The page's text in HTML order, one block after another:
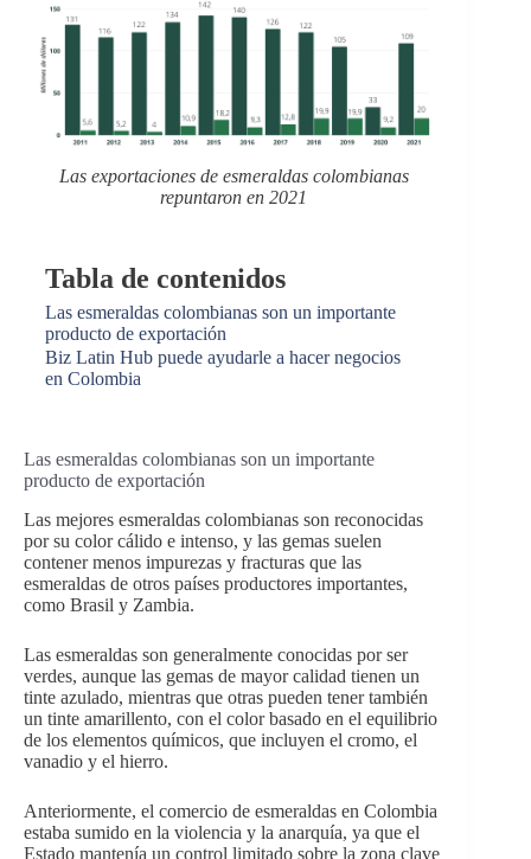
Las exportaciones de esmeraldas colombianas
repuntaron en 2021
Tabla de contenidos
Las esmeraldas colombianas son un importante
producto de exportación
Biz Latin Hub puede ayudarle a hacer negocios
en Colombia
Las esmeraldas colombianas son un importante
producto de exportación
Las mejores esmeraldas colombianas son reconocidas
por su color cálido e intenso, y las gemas suelen
contener menos impurezas y fracturas que las
esmeraldas de otros países productores importantes,
como Brasil y Zambia.
Las esmeraldas son generalmente conocidas por ser
verdes, aunque las gemas de mayor calidad tienen un
tinte azulado, mientras que otras pueden tener también
un tinte amarillento, con el color basado en el equilibrio
de los elementos químicos, que incluyen el cromo, el
vanadio y el hierro.
Anteriormente, el comercio de esmeraldas en Colombia
estaba sumido en la violencia y la anarquía, ya que el
Estado mantenía un control limitado sobre la zona clave